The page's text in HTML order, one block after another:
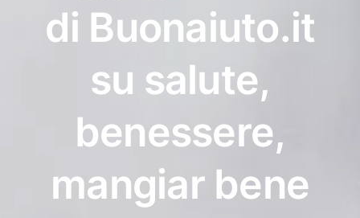
di Buonaiuto.it
su salute,
benessere,
mangiar bene